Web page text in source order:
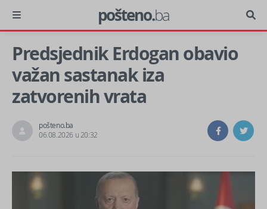
pošteno.ba
Predsjednik Erdogan obavio
važan sastanak iza
zatvorenih vrata
pošteno.ba
06.08.2026 u 20:32